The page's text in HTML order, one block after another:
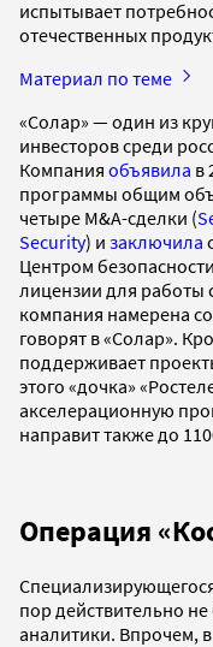
испытывает
отечественных
Материал по теме
«Солар» — один из
инвесторов среди
Компания объявила в
программы общим
четыре M&A-сделки (
Security) и заключила
Центром
лицензии для работы
компания намерена
говорят в «Солар».
поддерживает
этого «дочка»
акселерационную
направит также до
Операция
пор действительно
аналитики. Впрочем,